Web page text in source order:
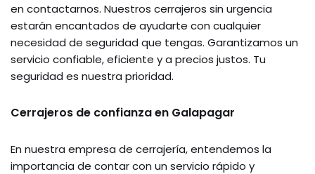
en contactarnos. Nuestros cerrajeros sin urgencia
estarán encantados de ayudarte con cualquier
necesidad de seguridad que tengas. Garantizamos un
servicio confiable, eficiente y a precios justos. Tu
seguridad es nuestra prioridad.
Cerrajeros de confianza en Galapagar
En nuestra empresa de cerrajería, entendemos la
importancia de contar con un servicio rápido y